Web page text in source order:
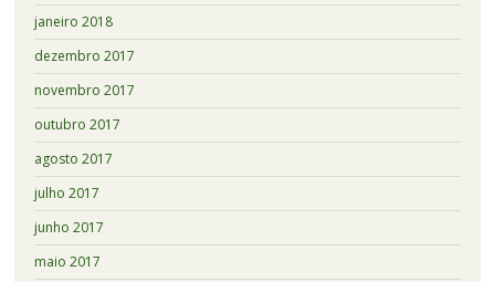
janeiro 2018
dezembro 2017
novembro 2017
outubro 2017
agosto 2017
julho 2017
junho 2017
maio 2017